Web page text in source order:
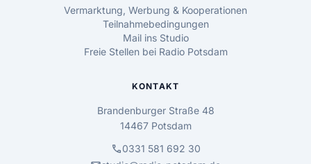
Vermarktung, Werbung & Kooperationen
Teilnahmebedingungen
Mail ins Studio
Freie Stellen bei Radio Potsdam
KONTAKT
Brandenburger Straße 48
14467 Potsdam
call0331 581 692 30